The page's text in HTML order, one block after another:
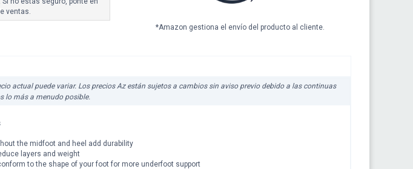
ventas.
*Amazon gestiona el envío del producto al cliente.
actual puede variar. Los precios Az están sujetos a cambios sin aviso previo debido a las continuas
lo más a menudo posible.
the midfoot and heel add durability
layers and weight
to the shape of your foot for more underfoot support